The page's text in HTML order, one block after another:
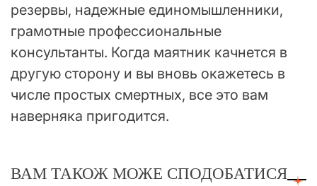
резервы, надежные единомышленники,
грамотные профессиональные
консультанты. Когда маятник качнется в
другую сторону и вы вновь окажетесь в
числе простых смертных, все это вам
наверняка пригодится.
ВАМ ТАКОЖ МОЖЕ СПОДОБАТИСЯ